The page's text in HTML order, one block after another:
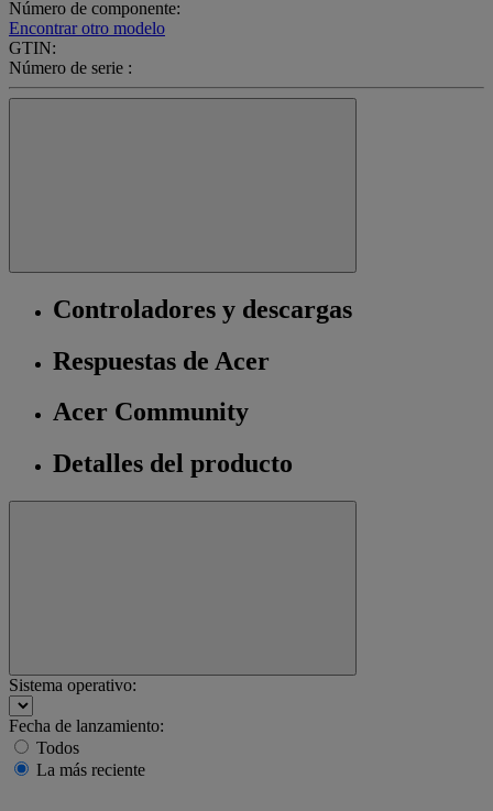
Número de componente:
Encontrar otro modelo
GTIN:
Número de serie :
Controladores y descargas
Respuestas de Acer
Acer Community
Detalles del producto
Sistema operativo:
Fecha de lanzamiento:
Todos
La más reciente